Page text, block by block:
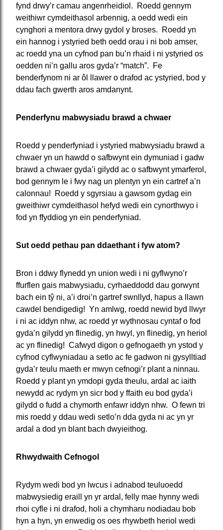
fynd drwy’r camau angenrheidiol. Roedd gennym
weithiwr cymdeithasol arbennig, a oedd wedi ein
cynghori a mentora drwy gydol y broses. Roedd yn
ein hannog i ystyried beth oedd orau i ni bob amser,
ac roedd yna un cyfnod pan bu’n rhaid i ni ystyried os
oedden ni’n gallu aros gyda’r “match”. Fe
benderfynom ni ar ôl llawer o drafod ac ystyried, bod y
ddau fach gwerth aros amdanynt.
Penderfynu mabwysiadu brawd a chwaer
Roedd y penderfyniad i ystyried mabwysiadu brawd a
chwaer yn un hawdd o safbwynt ein dymuniad i gadw
brawd a chwaer gyda’i gilydd ac o safbwynt ymarferol,
bod gennym le i fwy nag un plentyn yn ein cartref a’n
calonnau! Roedd y sgyrsiau a gawsom gydag ein
gweithiwr cymdeithasol hefyd wedi ein cynorthwyo i
fod yn ffyddiog yn ein penderfyniad.
Sut oedd pethau pan ddaethant i fyw atom?
Bron i ddwy flynedd yn union wedi i ni gyflwyno’r
ffurflen gais mabwysiadu, cyrhaeddodd dau gorwynt
bach ein tŷ ni, a’i droi’n gartref swnllyd, hapus a llawn
cawdel bendigedig! Yn amlwg, roedd newid byd llwyr
i ni ac iddyn nhw, ac roedd yr wythnosau cyntaf o fod
gyda’n gilydd yn flinedig, yn hwyl, yn flinedig, yn heriol
ac yn flinedig! Cafwyd digon o gefnogaeth yn ystod y
cyfnod cyflwyniadau a setlo ac fe gadwon ni gysylltiad
gyda’r teulu maeth er mwyn cefnogi’r plant a ninnau.
Roedd y plant yn ymdopi gyda theulu, ardal ac iaith
newydd ac rydym yn sicr bod y ffaith eu bod gyda’i
gilydd o fudd a chymorth enfawr iddyn nhw. O fewn tri
mis roedd y ddau wedi setlo’n dda gyda ni ac yn yr
ardal a dod yn blant bach dwyieithog.
Rhwydwaith Cefnogol
Rydym wedi bod yn lwcus i adnabod teuluoedd
mabwysiedig eraill yn yr ardal, felly mae hynny wedi
rhoi cyfle i ni drafod, holi a chymharu nodiadau bob
hyn a hyn, yn enwedig os oes rhywbeth heriol wedi